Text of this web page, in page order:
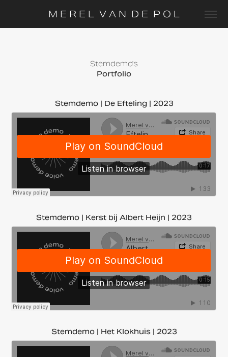
M E R E L  V A N  D E  P O L
Stemdemo's
Portfolio
Stemdemo | De Efteling | 2023
Stemdemo | Kerst bij Albert Heijn | 2023
Stemdemo | Het Klokhuis | 2023